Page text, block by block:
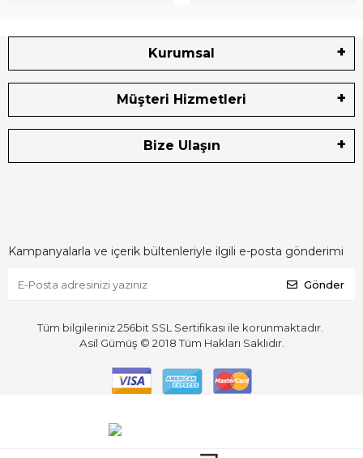
Kurumsal
Müşteri Hizmetleri
Bize Ulaşın
Kampanyalarla ve içerik bültenleriyle ilgili e-posta gönderimi
Gönder
Tüm bilgileriniz 256bit SSL Sertifikası ile korunmaktadır.
Asil Gümüş © 2018Tüm Hakları Saklıdır.